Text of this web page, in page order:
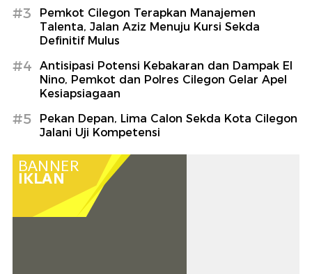
#3
Pemkot Cilegon Terapkan Manajemen
Talenta, Jalan Aziz Menuju Kursi Sekda
Definitif Mulus
#4
Antisipasi Potensi Kebakaran dan Dampak El
Nino, Pemkot dan Polres Cilegon Gelar Apel
Kesiapsiagaan
#5
Pekan Depan, Lima Calon Sekda Kota Cilegon
Jalani Uji Kompetensi